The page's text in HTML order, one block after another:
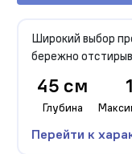
Широкий выбор
бережно
45 см
Глубина
Перейти к